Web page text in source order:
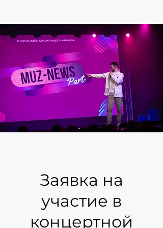
Заявка на
участие в
концертной